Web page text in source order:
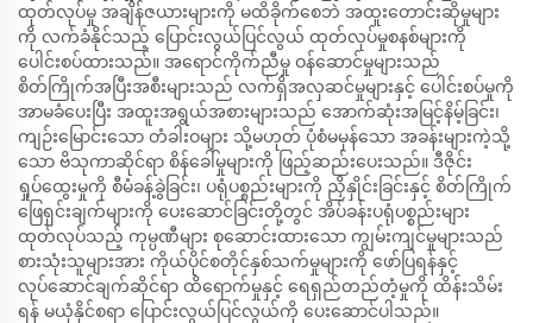
ထုတ်လုပ်မှု အချိန်ဇယားများကို မထိခိုက်စေဘဲ အထူးတောင်းဆိုမှုများ
ကို လက်ခံနိုင်သည့် ပြောင်းလွယ်ပြင်လွယ် ထုတ်လုပ်မှုစနစ်များကို
ပေါင်းစပ်ထားသည်။ အရောင်ကိုက်ညီမှု ဝန်ဆောင်မှုများသည်
စိတ်ကြိုက်အပြီးအစီးများသည် လက်ရှိအလှဆင်မှုများနှင့် ပေါင်းစပ်မှုကို
အာမခံပေးပြီး အထူးအရွယ်အစားများသည် အောက်ဆုံးအမြင့်နိမ့်ခြင်း၊
ကျဉ်းမြောင်းသော တံခါးဝများ သို့မဟုတ် ပုံစံမမှန်သော အခန်းများကဲ့သို့
သော ဗိသုကာဆိုင်ရာ စိန်ခေါ်မှုများကို ဖြည့်ဆည်းပေးသည်။ ဒီဇိုင်း
ရှုပ်ထွေးမှုကို စီမံခန့်ခွဲခြင်း၊ ပရုံပစ္စည်းများကို ညှိနှိုင်းခြင်းနှင့် စိတ်ကြိုက်
ဖြေရှင်းချက်များကို ပေးဆောင်ခြင်းတို့တွင် အိပ်ခန်းပရုံပစ္စည်းများ
ထုတ်လုပ်သည့် ကုမ္ပဏီများ စုဆောင်းထားသော ကျွမ်းကျင်မှုများသည်
စားသုံးသူများအား ကိုယ်ပိုင်စတိုင်နှစ်သက်မှုများကို ဖော်ပြရန်နှင့်
လုပ်ဆောင်ချက်ဆိုင်ရာ ထိရောက်မှုနှင့် ရေရှည်တည်တံ့မှုကို ထိန်းသိမ်း
ရန် မယုံနိုင်စရာ ပြောင်းလွယ်ပြင်လွယ်ကို ပေးဆောင်ပါသည်။